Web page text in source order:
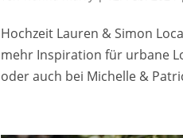
Hochzeit Lauren & Simon
mehr Inspiration für urbane
oder auch bei Michelle &